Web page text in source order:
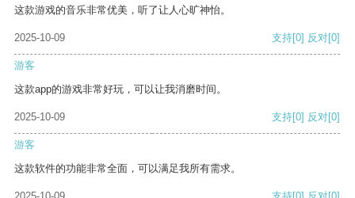
这款游戏的音乐非常优美，听了让人心旷神怡。
2025-10-09 支持[0] 反对[0]
游客
这款app的游戏非常好玩，可以让我消磨时间。
2025-10-09 支持[0] 反对[0]
游客
这款软件的功能非常全面，可以满足我所有需求。